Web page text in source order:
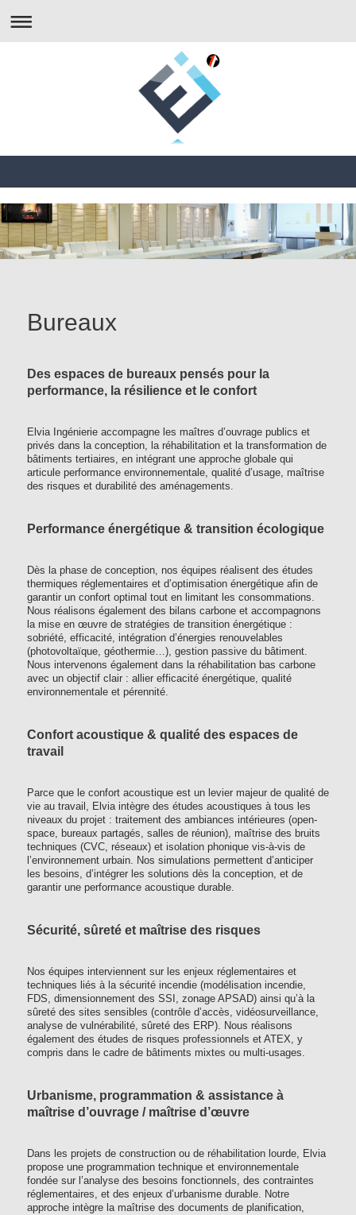
Bureaux
Des espaces de bureaux pensés pour la
performance, la résilience et le confort
Elvia Ingénierie accompagne les maîtres d’ouvrage publics et
privés dans la conception, la réhabilitation et la transformation de
bâtiments tertiaires, en intégrant une approche globale qui
articule performance environnementale, qualité d’usage, maîtrise
des risques et durabilité des aménagements.
Performance énergétique & transition écologique
Dès la phase de conception, nos équipes réalisent des études
thermiques réglementaires et d’optimisation énergétique afin de
garantir un confort optimal tout en limitant les consommations.
Nous réalisons également des bilans carbone et accompagnons
la mise en œuvre de stratégies de transition énergétique :
sobriété, efficacité, intégration d’énergies renouvelables
(photovoltaïque, géothermie…), gestion passive du bâtiment.
Nous intervenons également dans la réhabilitation bas carbone
avec un objectif clair : allier efficacité énergétique, qualité
environnementale et pérennité.
Confort acoustique & qualité des espaces de
travail
Parce que le confort acoustique est un levier majeur de qualité de
vie au travail, Elvia intègre des études acoustiques à tous les
niveaux du projet : traitement des ambiances intérieures (open-
space, bureaux partagés, salles de réunion), maîtrise des bruits
techniques (CVC, réseaux) et isolation phonique vis-à-vis de
l’environnement urbain. Nos simulations permettent d’anticiper
les besoins, d’intégrer les solutions dès la conception, et de
garantir une performance acoustique durable.
Sécurité, sûreté et maîtrise des risques
Nos équipes interviennent sur les enjeux réglementaires et
techniques liés à la sécurité incendie (modélisation incendie,
FDS, dimensionnement des SSI, zonage APSAD) ainsi qu’à la
sûreté des sites sensibles (contrôle d’accès, vidéosurveillance,
analyse de vulnérabilité, sûreté des ERP). Nous réalisons
également des études de risques professionnels et ATEX, y
compris dans le cadre de bâtiments mixtes ou multi-usages.
Urbanisme, programmation & assistance à
maîtrise d’ouvrage / maîtrise d’œuvre
Dans les projets de construction ou de réhabilitation lourde, Elvia
propose une programmation technique et environnementale
fondée sur l’analyse des besoins fonctionnels, des contraintes
réglementaires, et des enjeux d’urbanisme durable. Notre
approche intègre la maîtrise des documents de planification,